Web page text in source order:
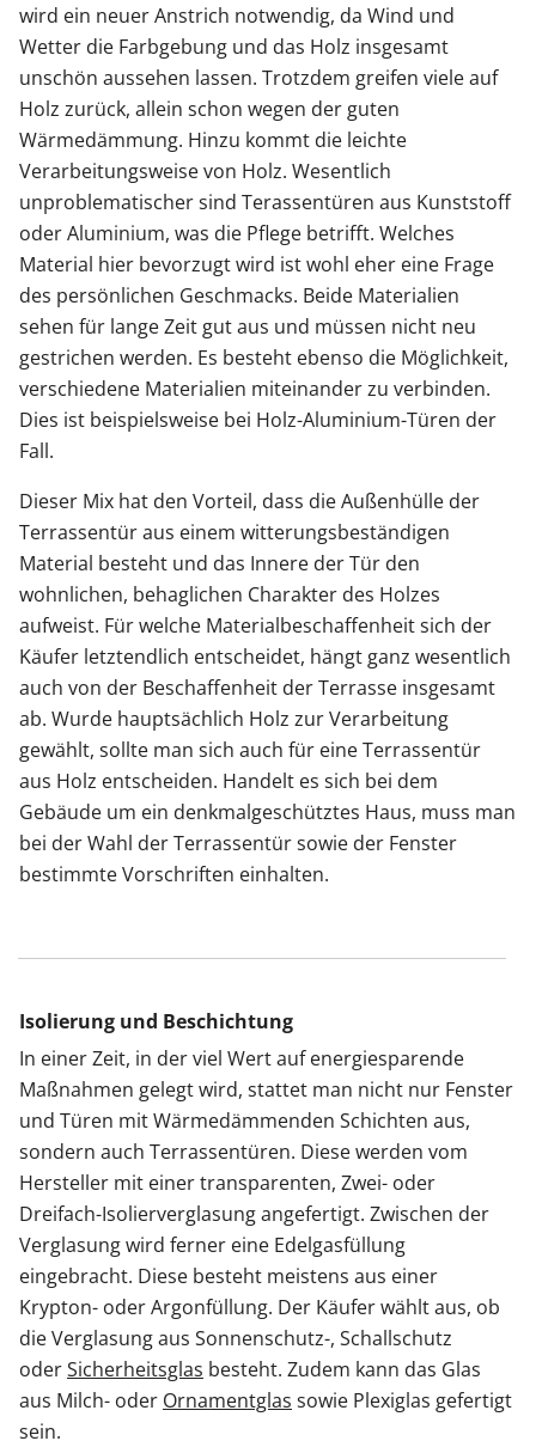
wird ein neuer Anstrich notwendig, da Wind und
Wetter die Farbgebung und das Holz insgesamt
unschön aussehen lassen. Trotzdem greifen viele auf
Holz zurück, allein schon wegen der guten
Wärmedämmung. Hinzu kommt die leichte
Verarbeitungsweise von Holz. Wesentlich
unproblematischer sind Terassentüren aus Kunststoff
oder Aluminium, was die Pflege betrifft. Welches
Material hier bevorzugt wird ist wohl eher eine Frage
des persönlichen Geschmacks. Beide Materialien
sehen für lange Zeit gut aus und müssen nicht neu
gestrichen werden. Es besteht ebenso die Möglichkeit,
verschiedene Materialien miteinander zu verbinden.
Dies ist beispielsweise bei Holz-Aluminium-Türen der
Fall.
Dieser Mix hat den Vorteil, dass die Außenhülle der
Terrassentür aus einem witterungsbeständigen
Material besteht und das Innere der Tür den
wohnlichen, behaglichen Charakter des Holzes
aufweist. Für welche Materialbeschaffenheit sich der
Käufer letztendlich entscheidet, hängt ganz wesentlich
auch von der Beschaffenheit der Terrasse insgesamt
ab. Wurde hauptsächlich Holz zur Verarbeitung
gewählt, sollte man sich auch für eine Terrassentür
aus Holz entscheiden. Handelt es sich bei dem
Gebäude um ein denkmalgeschütztes Haus, muss man
bei der Wahl der Terrassentür sowie der Fenster
bestimmte Vorschriften einhalten.
Isolierung und Beschichtung
In einer Zeit, in der viel Wert auf energiesparende
Maßnahmen gelegt wird, stattet man nicht nur Fenster
und Türen mit Wärmedämmenden Schichten aus,
sondern auch Terrassentüren. Diese werden vom
Hersteller mit einer transparenten, Zwei- oder
Dreifach-Isolierverglasung angefertigt. Zwischen der
Verglasung wird ferner eine Edelgasfüllung
eingebracht. Diese besteht meistens aus einer
Krypton- oder Argonfüllung. Der Käufer wählt aus, ob
die Verglasung aus Sonnenschutz-, Schallschutz
oderSicherheitsglas besteht. Zudem kann das Glas
aus Milch- oder Ornamentglas sowie Plexiglas gefertigt
sein.